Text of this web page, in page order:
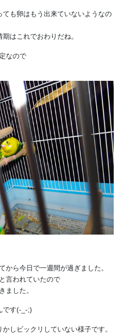
も卵はもう出来ていないようなの
はこれでおわりだね。
なので
から今日で一週間が過ぎました。
言われていたので
ました。
です(-_-;)
しビックリしていない様子です。